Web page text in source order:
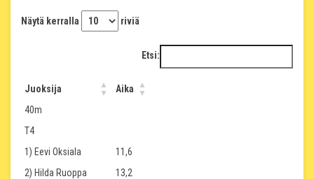
Näytä kerralla riviä
Etsi:
Juoksija
Aika
40m
T4
1) Eevi Oksiala
11,6
2) Hilda Ruoppa
13,2